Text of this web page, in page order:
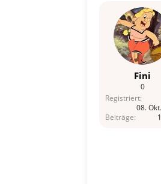
Fini
0
Registriert
08.
Beiträge